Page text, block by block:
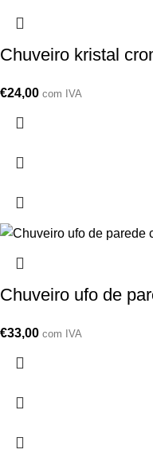
Chuveiro kristal
€24,00 com IVA
Chuveiro ufo de
€33,00 com IVA